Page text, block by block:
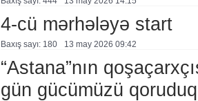
4-cü mərhələyə start
Baxış sayı: 180 13 may 2026 09:42
“Astana”nın
gün gücümüzü qoruduq